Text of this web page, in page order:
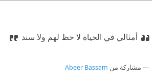
أمثالي في الحياة لا حظ لهم ولا سند
مشاركة من Abeer Bassam